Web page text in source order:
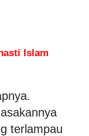
Islam
terlampau